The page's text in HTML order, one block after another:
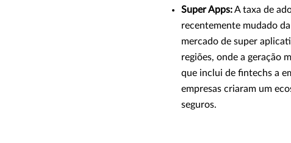
Super Apps:A taxa de
recentemente mudado
mercado de super
regiões, onde a geração
que inclui de fintechs a
empresas criaram um
seguros.